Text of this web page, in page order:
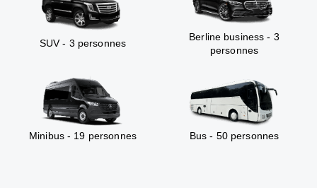
SUV - 3 personnes
Berline business - 3
personnes
Minibus - 19 personnes Bus - 50 personnes